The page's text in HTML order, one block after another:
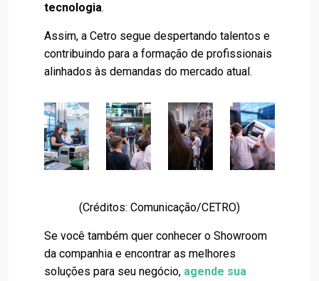
tecnologia.
Assim, a Cetro segue despertando talentos e
contribuindo para a formação de profissionais
alinhados às demandas do mercado atual.
(Créditos: Comunicação/CETRO)
Se você também quer conhecer o Showroom
da companhia e encontrar as melhores
soluções para seu negócio, agende sua